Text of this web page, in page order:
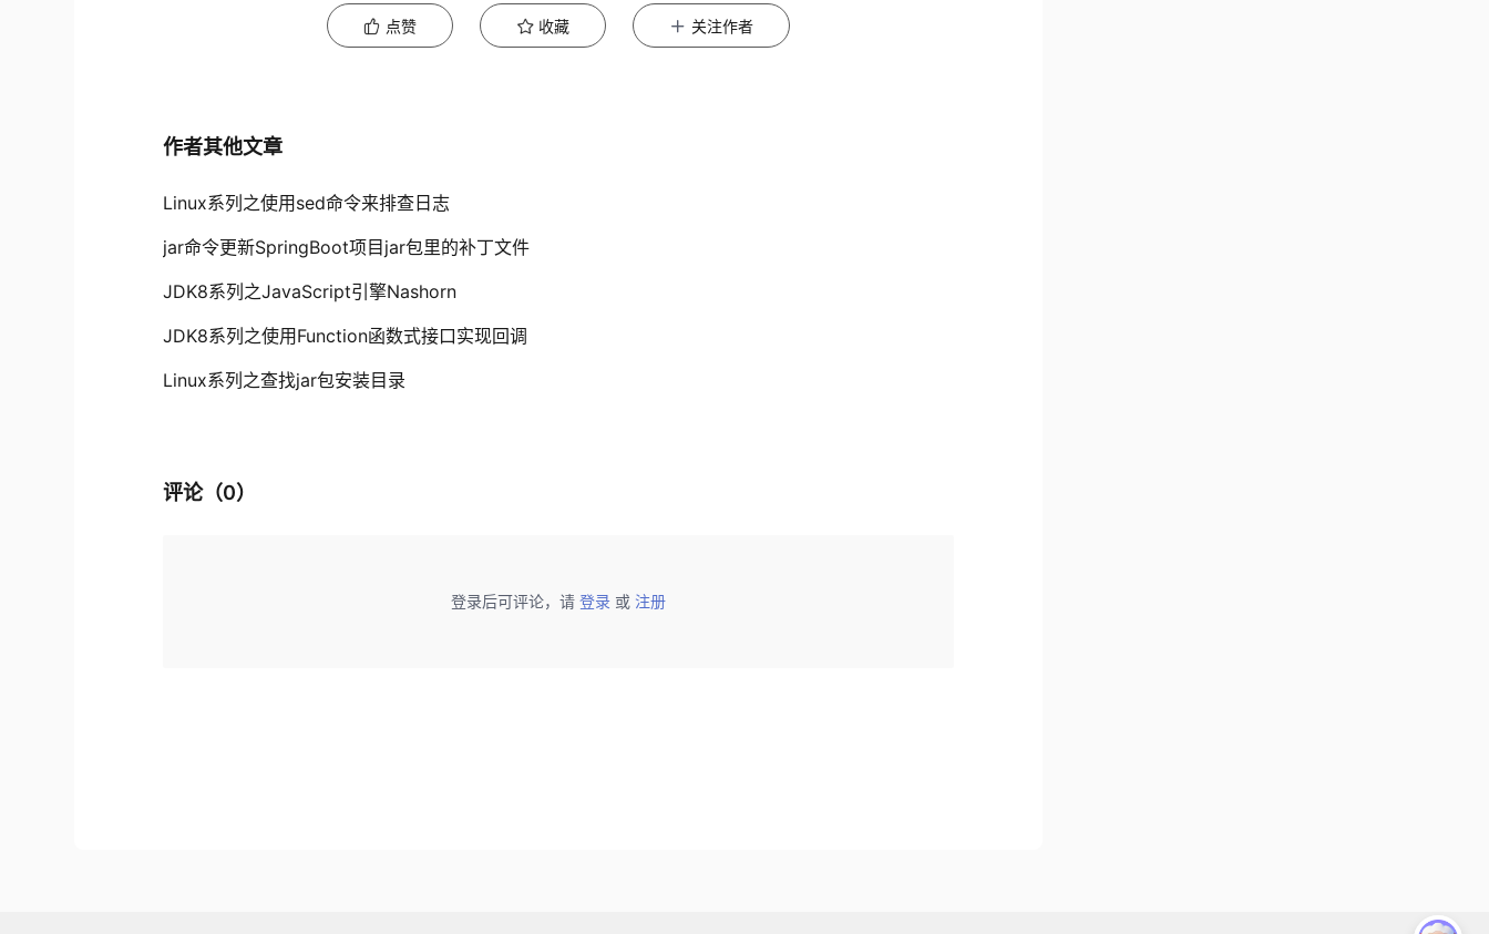
点赞 收藏 关注作者
作者其他文章
Linux系列之使用sed命令来排查日志
jar命令更新SpringBoot项目jar包里的补丁文件
JDK8系列之JavaScript引擎Nashorn
JDK8系列之使用Function函数式接口实现回调
Linux系列之查找jar包安装目录
评论（0）
登录后可评论，请 登录 或 注册